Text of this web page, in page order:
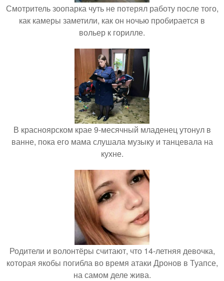
Смотритель зоопарка чуть не потерял работу после того,
как камеры заметили, как он ночью пробирается в
вольер к горилле.
В красноярском крае 9-месячный младенец утонул в
ванне, пока его мама слушала музыку и танцевала на
кухне.
Родители и волонтёры считают, что 14-летняя девочка,
которая якобы погибла во время атаки Дронов в Туапсе,
на самом деле жива.